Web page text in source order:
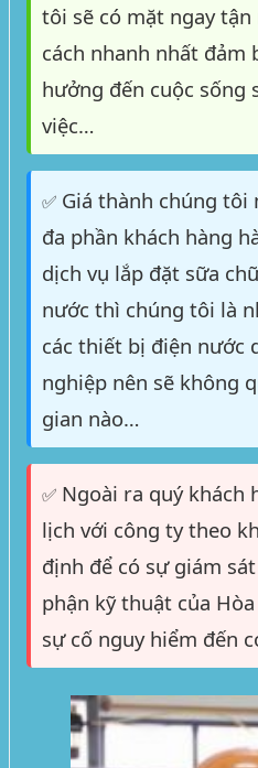
tôi sẽ có mặt ngay
cách nhanh nhất đảm
hưởng đến cuộc sống
việc…
✅ Giá thành chúng tôi
đa phần khách hàng
dịch vụ lắp đặt sữa
nước thì chúng tôi là
các thiết bị điện nước
nghiệp nên sẽ không
gian nào…
✅ Ngoài ra quý khách
lịch với công ty theo
định để có sự giám
phận kỹ thuật của
sự cố nguy hiểm đến